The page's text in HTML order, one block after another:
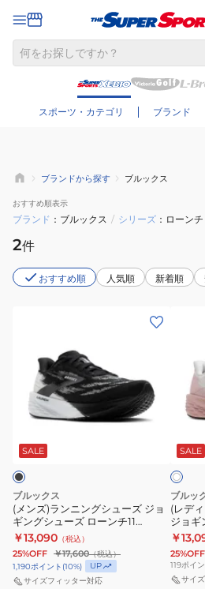
スポーツ・カテゴリ ブランド
さらに絞り
ブランドから探す ブルックス
おすすめ順表示
ブランド ブルックス / シリーズ ローンチ
2件
おすすめ順 人気順 新着順
グ
シ
ュ
ー
ズ
ジ
ョ
ギ
SALE
ブルックス
(メンズ)ランニングシューズ ジョ
ギングシューズ ローンチ11
BRM4503 BLK/W
￥13,090 （税込）
25%OFF ￥17,600（税込）
1,190ポイント (10%)
UP
サイズフィッター対応
ニ
ン
グ
シ
ュ
ー
ズ
ジ
SALE
ホ
ブルッ
(レデ
ジョギ
￥
25%OFF
119ポイ
サイ